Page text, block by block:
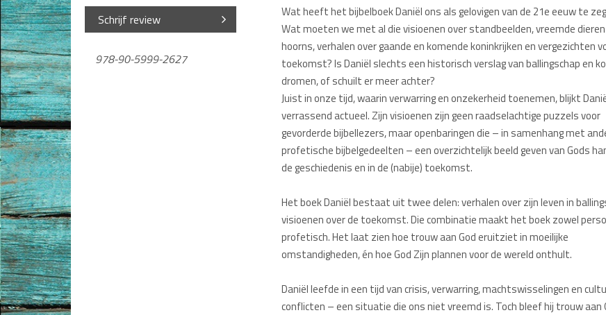
Bijbel en Wetenschap
Vervolgde kerk
Schrijf review
978-90-5999-2627
Wat heeft het bijbelboek Daniël ons als gelovigen van de 21e eeuw te
Wat moeten we met al die visioenen over standbeelden, vreemde
hoorns, verhalen over gaande en komende koninkrijken en vergezichten
toekomst? Is Daniël slechts een historisch verslag van ballingschap en
dromen, of schuilt er meer achter?
Juist in onze tijd, waarin verwarring en onzekerheid toenemen, blijkt
verrassend actueel. Zijn visioenen zijn geen raadselachtige puzzels voor
gevorderde bijbellezers, maar openbaringen die – in samenhang met
profetische bijbelgedeelten – een overzichtelijk beeld geven van Gods
de geschiedenis en in de (nabije) toekomst.
Het boek Daniël bestaat uit twee delen: verhalen over zijn leven in
visioenen over de toekomst. Die combinatie maakt het boek zowel
profetisch. Het laat zien hoe trouw aan God eruitziet in moeilijke
omstandigheden, én hoe God Zijn plannen voor de wereld onthult.
Daniël leefde in een tijd van crisis, verwarring, machtswisselingen en
conflicten – een situatie die ons niet vreemd is. Toch bleef hij trouw aan